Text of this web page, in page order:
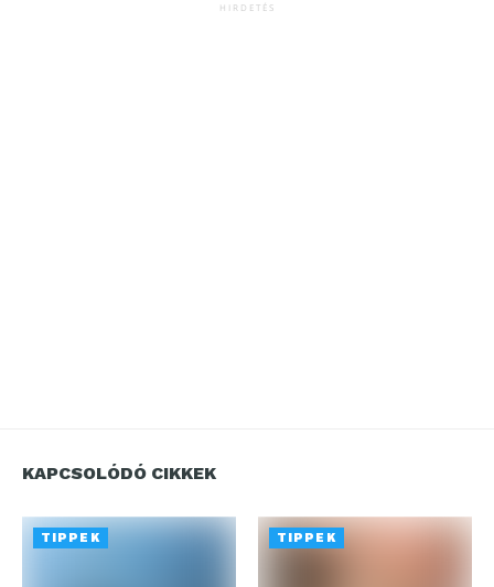
HIRDETÉS
KAPCSOLÓDÓ CIKKEK
TIPPEK TIPPEK